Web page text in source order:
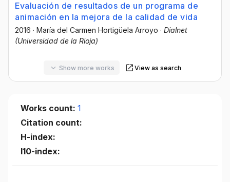
Evaluación de resultados de un programa de
animación en la mejora de la calidad de vida
2016 · María del Carmen Hortigüela Arroyo · Dialnet
(Universidad de la Rioja)
Show more works View as search
Works count: 1
Citation count:
H-index:
I10-index: